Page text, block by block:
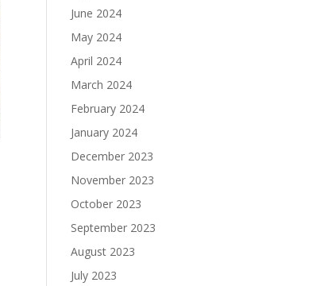
June 2024
May 2024
April 2024
March 2024
February 2024
January 2024
December 2023
November 2023
October 2023
September 2023
August 2023
July 2023